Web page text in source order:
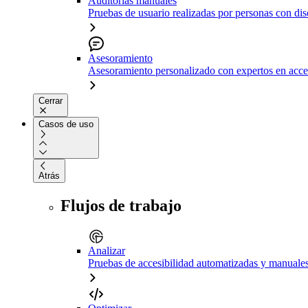
Pruebas de usuario realizadas por personas con
Asesoramiento
Asesoramiento personalizado con expertos en
Cerrar
Casos de uso
Atrás
Flujos de trabajo
Analizar
Pruebas de accesibilidad automatizadas y